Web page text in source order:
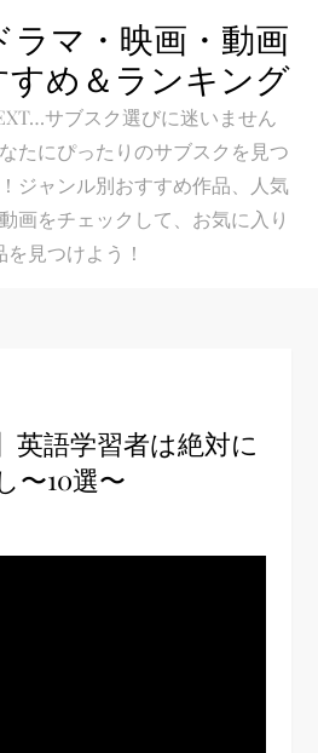
マ・映画・動画
すめ＆ランキング
サブスク選びに迷いません
たにぴったりのサブスクを見つ
ジャンル別おすすめ作品、人気
画をチェックして、お気に入り
を見つけよう！
英語学習者は絶対に
〜10選〜